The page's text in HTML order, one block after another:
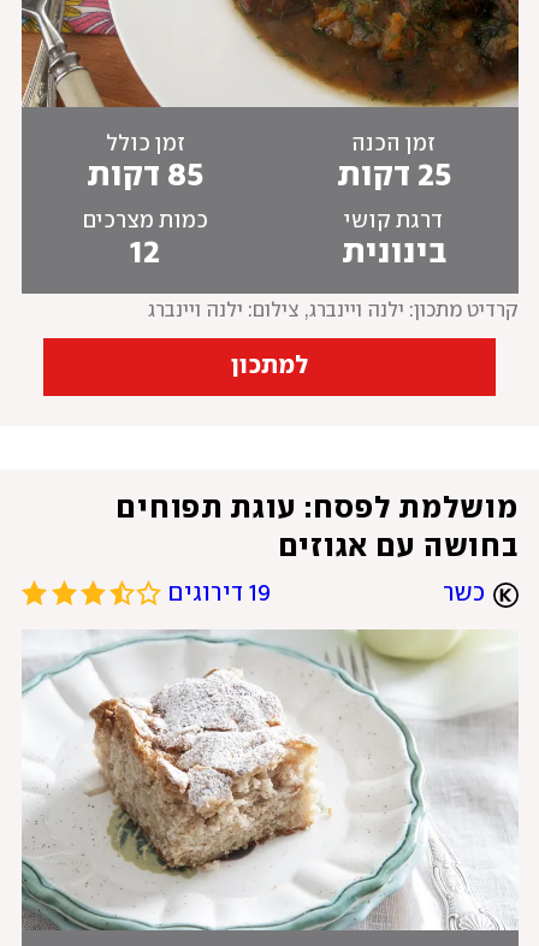
זמן הכנה
25 דקות
זמן כולל
85 דקות
דרגת קושי
בינונית
כמות מצרכים
12
קרדיט מתכון: ילנה ויינברג, צילום: ילנה ויינברג
למתכון
בחושה עם אגוזים
כשר 19 דירוגים